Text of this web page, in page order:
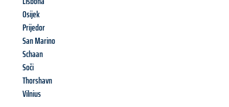
Osijek
Prijedor
San Marino
Schaan
Soči
Thorshavn
Vilnius